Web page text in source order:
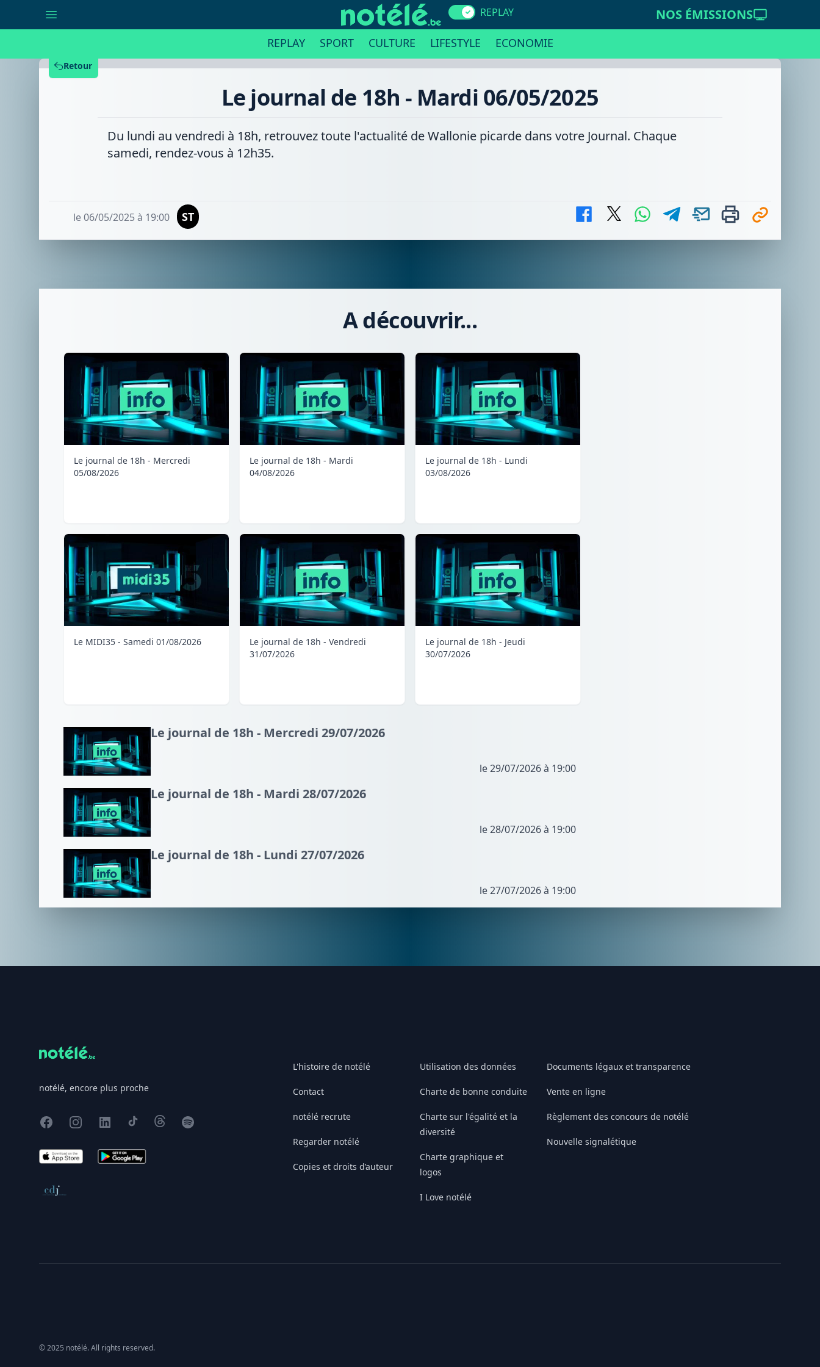
REPLAY NOS ÉMISSIONS
REPLAY SPORT CULTURE LIFESTYLE ECONOMIE
Retour
Le journal de 18h - Mardi 06/05/2025
Du lundi au vendredi à 18h, retrouvez toute l'actualité de Wallonie picarde dans votre Journal. Chaque
samedi, rendez-vous à 12h35.
le 06/05/2025 à 19:00 ST
A découvrir...
Le journal de 18h - Mercredi
05/08/2026
Le journal de 18h - Mardi
04/08/2026
Le journal de 18h - Lundi
03/08/2026
Le MIDI35 - Samedi 01/08/2026
Le journal de 18h - Vendredi
31/07/2026
Le journal de 18h - Jeudi
30/07/2026
Le journal de 18h - Mercredi 29/07/2026
le 29/07/2026 à 19:00
Le journal de 18h - Mardi 28/07/2026
le 28/07/2026 à 19:00
Le journal de 18h - Lundi 27/07/2026
le 27/07/2026 à 19:00
notélé, encore plus proche
FacebookInstagram
X TikTokThreadsSpotify
App Store Google Play
Conseil de déontologie journalistique
L'histoire de notélé
Contact
notélé recrute
Regarder notélé
Copies et droits d’auteur
Utilisation des données
Charte de bonne conduite
Charte sur l'égalité et la
diversité
Charte graphique et
logos
I Love notélé
Documents légaux et transparence
Vente en ligne
Règlement des concours de notélé
Nouvelle signalétique
© 2025 notélé. All rights reserved.